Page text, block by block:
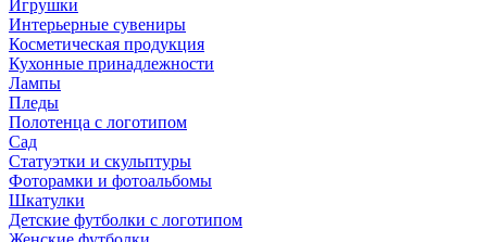
Игрушки
Интерьерные сувениры
Косметическая продукция
Кухонные принадлежности
Лампы
Пледы
Полотенца с логотипом
Сад
Статуэтки и скульптуры
Фоторамки и фотоальбомы
Шкатулки
Детские футболки с логотипом